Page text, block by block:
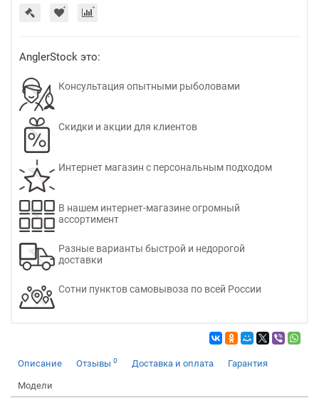
AnglerStock это:
Консультация опытными рыболовами
Скидки и акции для клиентов
Интернет магазин с персональным подходом
В нашем интернет-магазине огромный
ассортимент
Разные варианты быстрой и недорогой
доставки
Сотни пунктов самовывоза по всей России
Описание Отзывы 0 Доставка и оплата Гарантия
Модели